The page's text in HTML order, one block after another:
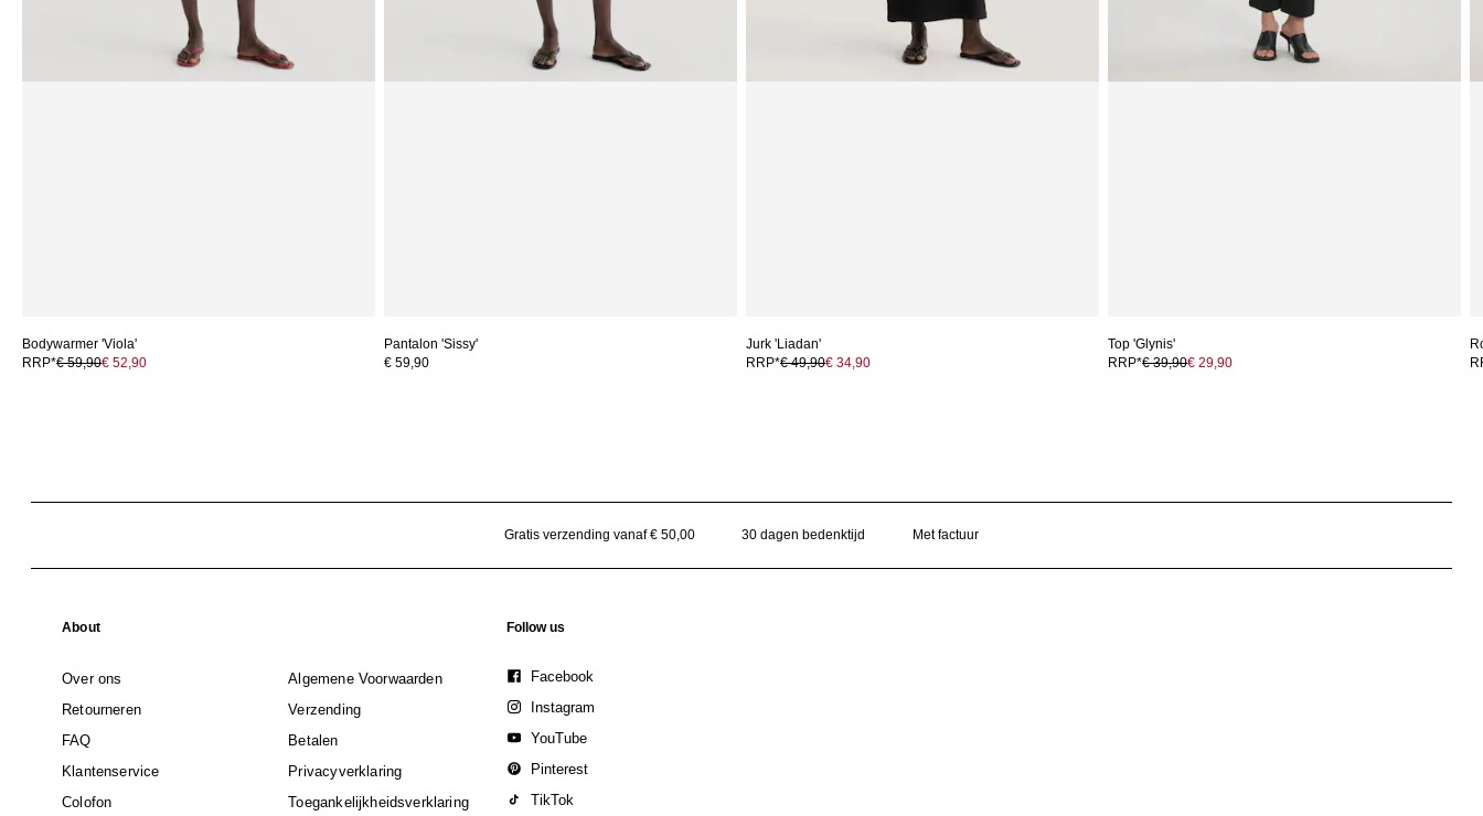
Bodywarmer 'Viola'
RRP*€ 59,90€ 52,90
Pantalon 'Sissy'
€ 59,90
Jurk 'Liadan'
RRP*€ 49,90€ 34,90
Top 'Glynis'
RRP*€ 39,90€ 29,90
Gratis verzending vanaf € 50,00 30 dagen bedenktijd Met factuur
About
Over ons
Algemene Voorwaarden
Retourneren
Verzending
FAQ
Betalen
Klantenservice
Privacyverklaring
Colofon
Toegankelijkheidsverklaring
Follow us
Facebook
Instagram
YouTube
Pinterest
TikTok